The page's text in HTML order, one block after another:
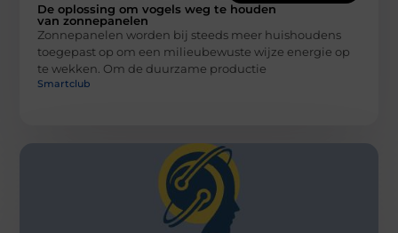
De oplossing om vogels weg te houden
van zonnepanelen
Zonnepanelen worden bij steeds meer huishoudens
toegepast op om een milieubewuste wijze energie op
te wekken. Om de duurzame productie
Smartclub